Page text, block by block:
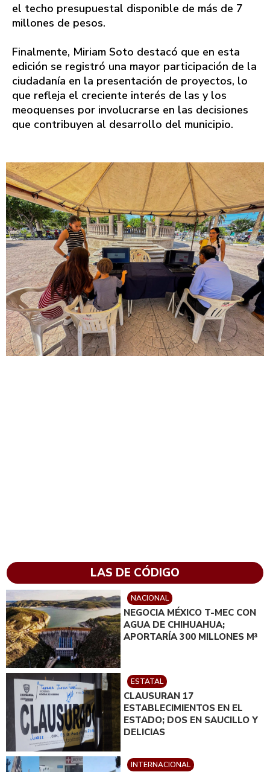
el techo presupuestal disponible de más de 7
millones de pesos.
Finalmente, Miriam Soto destacó que en esta
edición se registró una mayor participación de la
ciudadanía en la presentación de proyectos, lo
que refleja el creciente interés de las y los
meoquenses por involucrarse en las decisiones
que contribuyen al desarrollo del municipio.
LAS DE CÓDIGO
NACIONAL
NEGOCIA MÉXICO T-MEC CON
AGUA DE CHIHUAHUA;
APORTARÍA 300 MILLONES M³
ESTATAL
CLAUSURAN 17
ESTABLECIMIENTOS EN EL
ESTADO; DOS EN SAUCILLO Y
DELICIAS
INTERNACIONAL